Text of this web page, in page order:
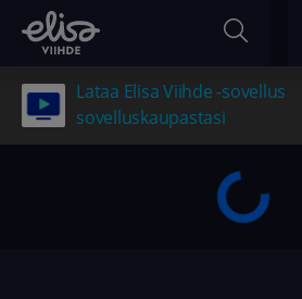
Lataa Elisa Viihde -sovellus
sovelluskaupastasi